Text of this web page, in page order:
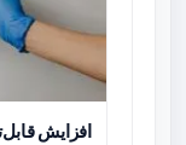
افزایش